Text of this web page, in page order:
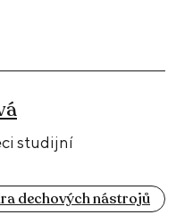
studijní
dechových nástrojů